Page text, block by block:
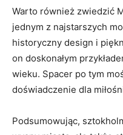
Warto również zwiedzić
jednym z najstarszych
historyczny design i
on doskonałym
wieku. Spacer ⁣po tym
doświadczenie dla
Podsumowując,